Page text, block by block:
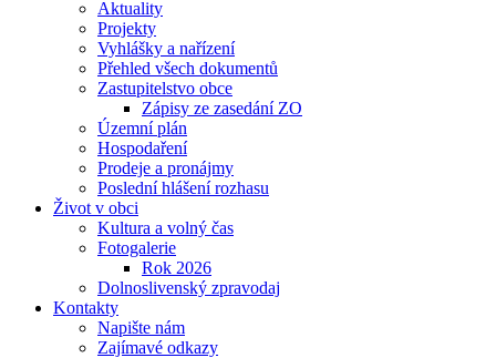
Aktuality
Projekty
Vyhlášky a nařízení
Přehled všech dokumentů
Zastupitelstvo obce
Zápisy ze zasedání ZO
Územní plán
Hospodaření
Prodeje a pronájmy
Poslední hlášení rozhasu
Život v obci
Kultura a volný čas
Fotogalerie
Rok 2026
Dolnoslivenský zpravodaj
Kontakty
Napište nám
Zajímavé odkazy